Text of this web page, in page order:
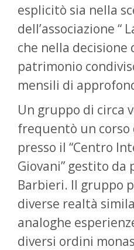
esplicitò sia nella
dell’associazione “
che nella
patrimonio
mensili di
Un gruppo di circa
frequentò un corso
presso il “Centro
Giovani” gestito da
Barbieri. Il gruppo
diverse realtà
analoghe
diversi ordini